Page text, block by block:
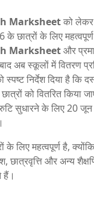
Marksheetको लेकर
छात्रों के लिए
Marksheetऔर
अब स्कूलों में वितरण
स्पष्ट निर्देश दिया है कि
को वितरित किया
सुधारने के लिए 20
के लिए महत्वपूर्ण है,
छात्रवृत्ति और अन्य
हैं।